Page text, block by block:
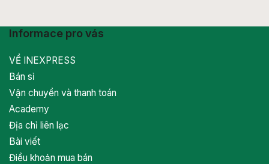
Informace pro vás
VỀ INEXPRESS
Bán sỉ
Vận chuyển và thanh toán
Academy
Địa chỉ liên lạc
Bài viết
Điều khoản mua bán